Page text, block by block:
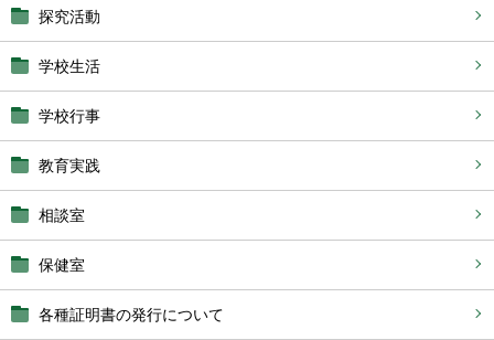
探究活動
学校生活
学校行事
教育実践
相談室
保健室
各種証明書の発行について